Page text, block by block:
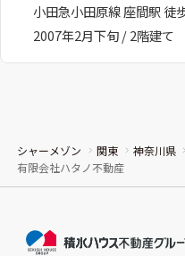
小田急小田原線 座間駅 徒
2007年2月下旬 / 2階建て
シャーメゾン 関東 神奈川県
有限会社ハタノ不動産